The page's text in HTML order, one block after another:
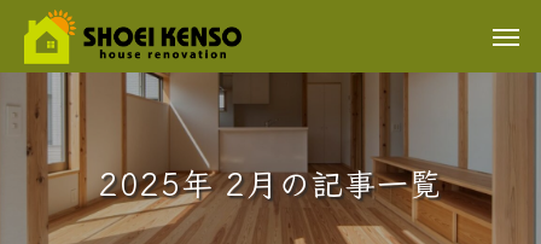
2025年 2月の記事一覧